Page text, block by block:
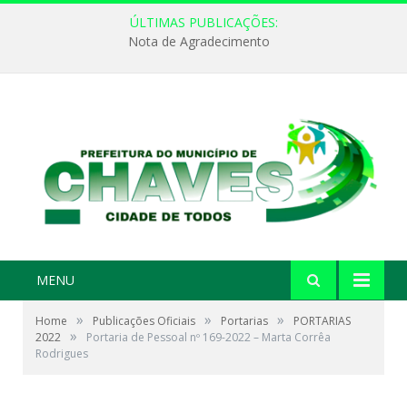
ÚLTIMAS PUBLICAÇÕES:
Nota de Agradecimento
MENU
Home » Publicações Oficiais » Portarias »
PORTARIAS
2022 »
Portaria de Pessoal nº 169-2022 – Marta Corrêa
Rodrigues